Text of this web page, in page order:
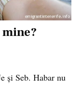
şi Seb. Habar nu